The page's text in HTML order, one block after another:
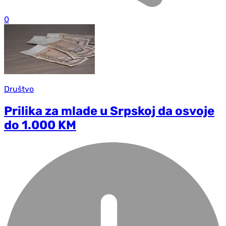
0
Društvo
Prilika za mlade u Srpskoj da osvoje
do 1.000 KM